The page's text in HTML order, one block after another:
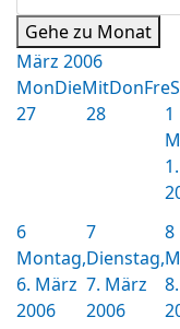
Gehe zu Monat
März 2006
MonDieMitDonFre
27
28
1
6
Montag,
6. März
2006
7
Dienstag,
7. März
2006
8